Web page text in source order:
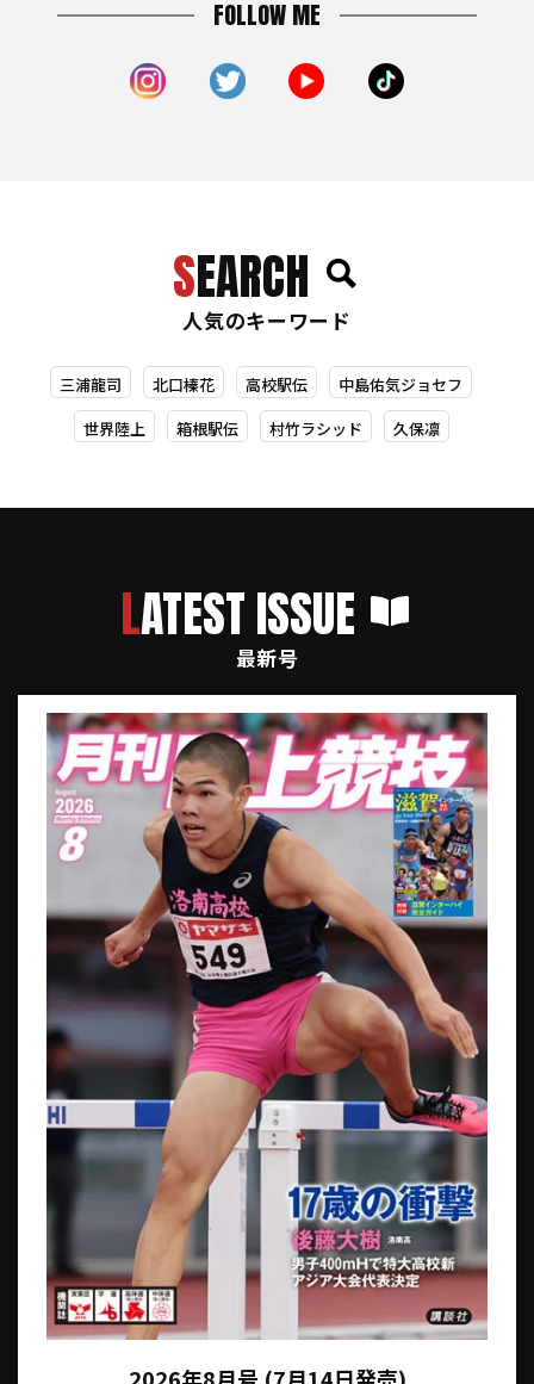
FOLLOW ME
SEARCH
人気のキーワード
三浦龍司 北口榛花 高校駅伝 中島佑気ジョセフ
世界陸上 箱根駅伝 村竹ラシッド 久保凛
LATEST ISSUE
最新号